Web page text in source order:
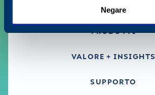
Negare
PRODOTTI
VALORE + INSIGHTS
SUPPORTO